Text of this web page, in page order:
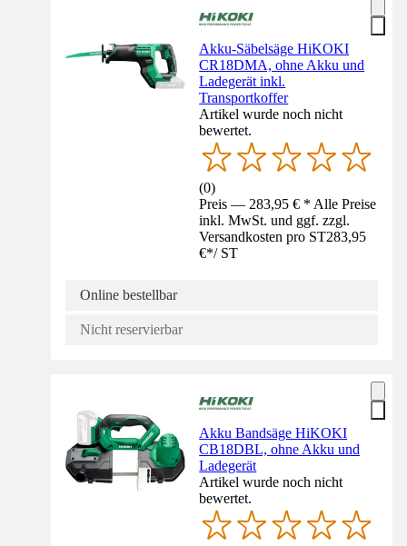
Akku-Säbelsäge HiKOKI
CR18DMA, ohne Akku und
Ladegerät inkl.
Transportkoffer
Artikel wurde noch nicht
bewertet.
(0)
Preis — 283,95 € * Alle Preise
inkl. MwSt. und ggf. zzgl.
Versandkosten pro ST283,95
€*/ ST
Online bestellbar
Nicht reservierbar
Akku Bandsäge HiKOKI
CB18DBL, ohne Akku und
Ladegerät
Artikel wurde noch nicht
bewertet.